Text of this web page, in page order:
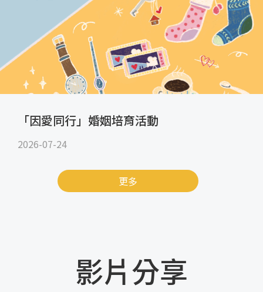
「因愛同行」婚姻培育活動
2026-07-24
更多
影片分享